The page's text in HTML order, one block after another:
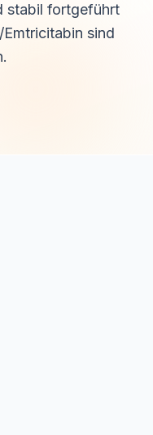
stabil fortgeführt
sind